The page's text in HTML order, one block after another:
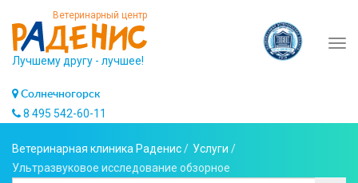
Ветеринарный центр
Лучшему другу - лучшее!
Солнечногорск
8 495 542-60-11
Ветеринарная клиника Раденис/ Услуги /
Ультразвуковое исследование обзорное